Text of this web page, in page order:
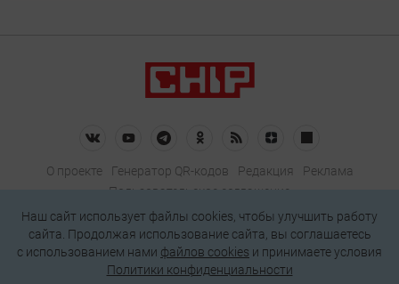
О проекте Генератор QR-кодов Редакция
Реклама
Пользовательское соглашение
Политика конфиденциальности
Подписаться на рассылку
Наш сайт использует файлы cookies, чтобы улучшить работу
сайта. Продолжая использование сайта, вы соглашаетесь
c использованием нами файлов cookies и принимаете условия
Политики конфиденциальности